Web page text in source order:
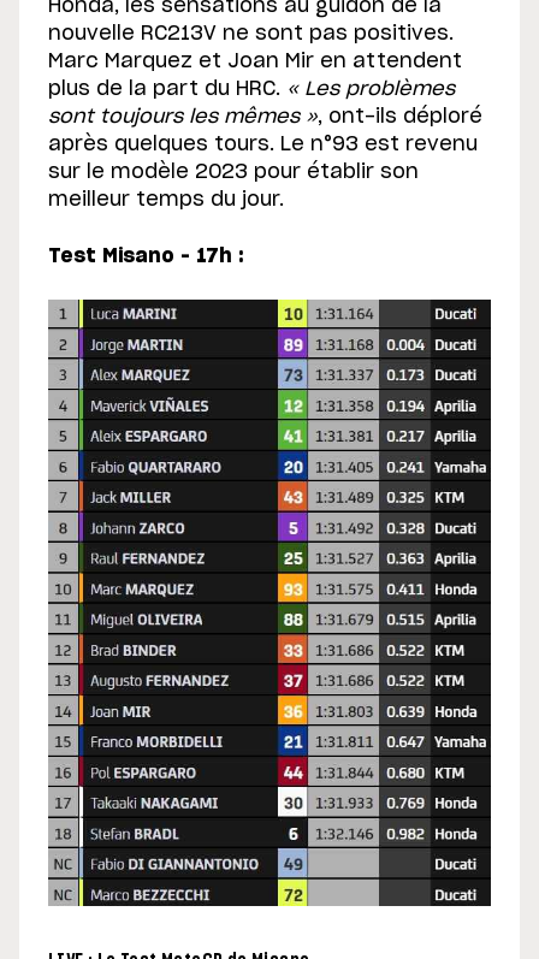
Honda, les sensations au guidon de la
nouvelle RC213V ne sont pas positives.
Marc Marquez et Joan Mir en attendent
plus de la part du HRC. « Les problèmes
sont toujours les mêmes », ont-ils déploré
après quelques tours. Le n°93 est revenu
sur le modèle 2023 pour établir son
meilleur temps du jour.
Test Misano – 17h :